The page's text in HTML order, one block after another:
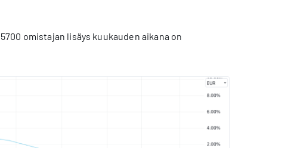
omistajan lisäys kuukauden aikana on